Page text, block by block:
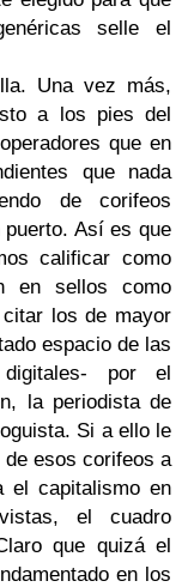
selle el
Una vez más,
a los pies del
que en
que nada
de corifeos
puerto. Así es que
calificar como
en sellos como
los de mayor
espacio de las
por el
la periodista de
Si a ello le
esos corifeos a
el capitalismo en
el cuadro
que quizá el
en los